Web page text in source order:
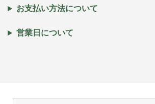
お支払い方法について
営業日について